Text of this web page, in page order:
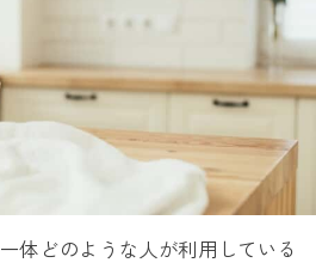
体どのような人が利用している